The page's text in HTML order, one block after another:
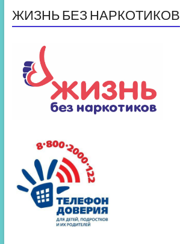
ЖИЗНЬ БЕЗ НАРКОТИКОВ